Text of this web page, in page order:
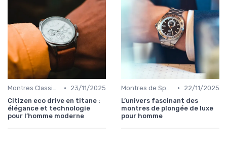
Montres Classiques •
23/11/2025
Citizen eco drive en titane :
élégance et technologie
pour l’homme moderne
Montres de Sport de Luxe •
22/11/2025
L’univers fascinant des
montres de plongée de luxe
pour homme